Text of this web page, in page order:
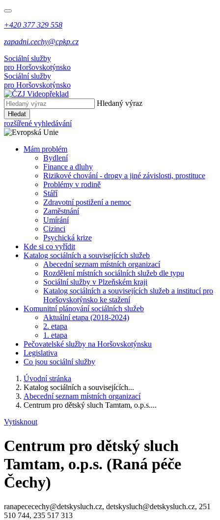
+420 377 329 558
zapadni.cechy@cpkp.cz
Sociální služby
pro Horšovskotýnsko
Sociální služby
pro Horšovskotýnsko
Hledaný výraz
Hledat
rozšířené vyhledávání
Mám problém
Bydlení
Finance a dluhy
Rizikové chování - drogy a jiné závislosti, prostituce
Problémy v rodině
Stáří
Zdravotní postižení a nemoc
Zaměstnání
Umírání
Cizinci
Psychická krize
Kde si co vyřídit
Katalog sociálních a souvisejících služeb
Abecední seznam místních organizací
Rozdělení místních sociálních služeb dle typu
Sociální služby v Plzeňském kraji
Katalog sociálních a souvisejících služeb a institucí pro
Horšovskotýnsko ke stažení
Komunitní plánování sociálních služeb
Aktuální etapa (2018-2024)
2. etapa
1. etapa
Pečovatelské služby na Horšovskotýnsku
Legislativa
Co jsou sociální služby
Úvodní stránka
Katalog sociálních a souvisejících...
Abecední seznam místních organizací
Centrum pro dětský sluch Tamtam, o.p.s....
Vytisknout
Centrum pro dětský sluch
Tamtam, o.p.s. (Raná péče
Čechy)
ranapececechy@detskysluch.cz, detskysluch@detskysluch.cz, 251
510 744, 235 517 313